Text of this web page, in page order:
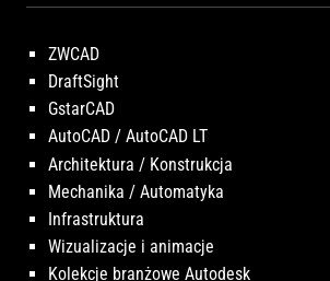
ZWCAD
DraftSight
GstarCAD
AutoCAD / AutoCAD LT
Architektura / Konstrukcja
Mechanika / Automatyka
Infrastruktura
Wizualizacje i animacje
Kolekcje branżowe Autodesk